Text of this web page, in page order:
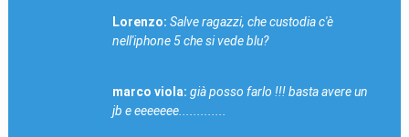
Lorenzo: Salve ragazzi, che custodia c'è
nell'iphone 5 che si vede blu?
marco viola: già posso farlo !!! basta avere un
jb e eeeeeee.............